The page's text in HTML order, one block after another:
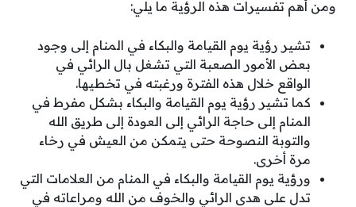
ومن أهم تفسيرات هذه الرؤية ما يلي:
تشير رؤية يوم القيامة والبكاء في المنام إلى وجود
بعض الأمور الصعبة التي تشغل بال الرائي في
الواقع خلال هذه الفترة ورغبته في تخطيها.
كما تشير رؤية يوم القيامة والبكاء بشكل مفرط في
المنام إلى حاجة الرائي إلى العودة إلى طريق الله
والتوبة النصوحة حتى يتمكن من العيش في رخاء
مرة أخرى.
ورؤية يوم القيامة والبكاء في المنام من العلامات التي
تدل على هدى الرائي والخوف من الله ومراعاته في